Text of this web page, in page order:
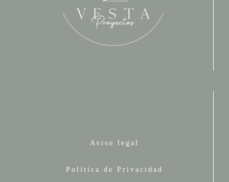
Aviso legal
Política de Privacidad